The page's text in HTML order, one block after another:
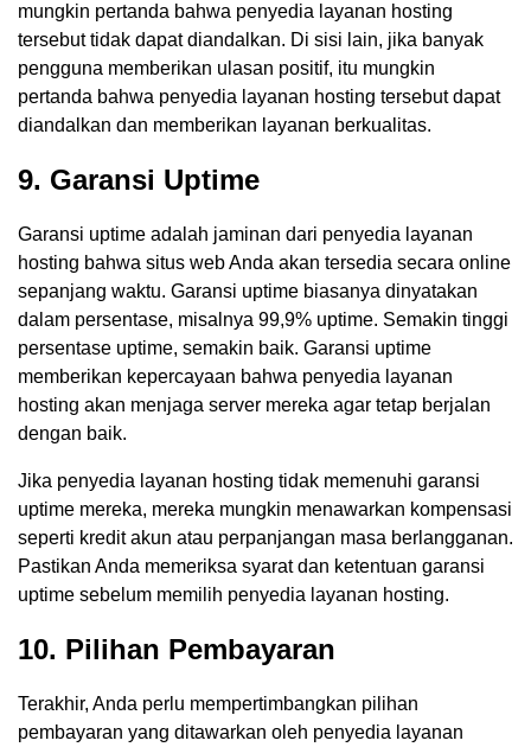
mungkin pertanda bahwa penyedia layanan hosting
tersebut tidak dapat diandalkan. Di sisi lain, jika banyak
pengguna memberikan ulasan positif, itu mungkin
pertanda bahwa penyedia layanan hosting tersebut dapat
diandalkan dan memberikan layanan berkualitas.
9. Garansi Uptime
Garansi uptime adalah jaminan dari penyedia layanan
hosting bahwa situs web Anda akan tersedia secara online
sepanjang waktu. Garansi uptime biasanya dinyatakan
dalam persentase, misalnya 99,9% uptime. Semakin tinggi
persentase uptime, semakin baik. Garansi uptime
memberikan kepercayaan bahwa penyedia layanan
hosting akan menjaga server mereka agar tetap berjalan
dengan baik.
Jika penyedia layanan hosting tidak memenuhi garansi
uptime mereka, mereka mungkin menawarkan kompensasi
seperti kredit akun atau perpanjangan masa berlangganan.
Pastikan Anda memeriksa syarat dan ketentuan garansi
uptime sebelum memilih penyedia layanan hosting.
10. Pilihan Pembayaran
Terakhir, Anda perlu mempertimbangkan pilihan
pembayaran yang ditawarkan oleh penyedia layanan